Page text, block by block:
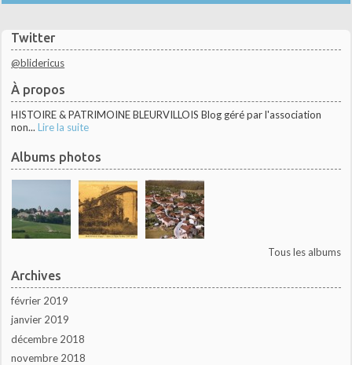
Twitter
@blidericus
À propos
HISTOIRE & PATRIMOINE BLEURVILLOIS Blog géré par l'association
non... Lire la suite
Albums photos
Tous les albums
Archives
février 2019
janvier 2019
décembre 2018
novembre 2018